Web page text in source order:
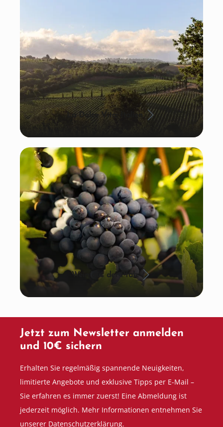
La Dolce Vita: Italien
Wein aus der Pfalz
Jetzt zum Newsletter anmelden
und 10€ sichern
Erhalten Sie regelmäßig spannende Neuigkeiten,
limitierte Angebote und exklusive Tipps per E-Mail –
Sie erfahren es immer zuerst! Eine Abmeldung ist
jederzeit möglich. Mehr Informationen entnehmen Sie
unserer Datenschutzerklärung.